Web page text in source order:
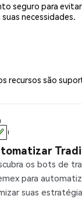
seguro para
necessidades.
recursos são
os bots de
para
suas